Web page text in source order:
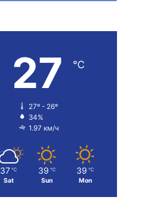
27 ℃
27º - 26º
34%
1.97 км/ч
37 ℃
Sat
39 ℃
Sun
39 ℃
Mon